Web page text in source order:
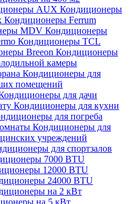
AUX Кондиционеры
Кондиционеры Ferrum
MDV Кондиционеры
Кондиционеры TCL
Breeon Кондиционеры
камеры
Кондиционеры для
помещений
для дачи
Кондиционеры для кухни
для погреба
Кондиционеры для
учреждений
для спортзалов
7000 BTU
12000 BTU
24000 BTU
на 2 кВт
на 5 кВт